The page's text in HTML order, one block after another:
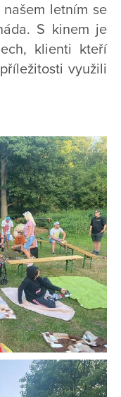
letním se
S kinem je
klienti kteří
využili